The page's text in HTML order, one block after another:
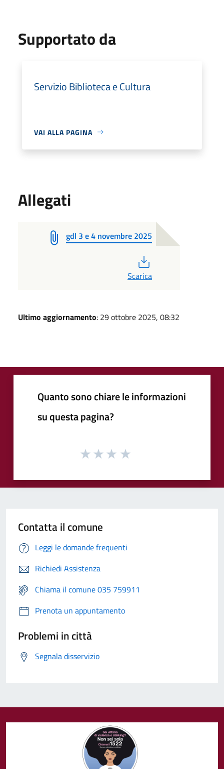
Supportato da
Servizio Biblioteca e Cultura
VAI ALLA PAGINA
Allegati
gdl 3 e 4 novembre 2025
Scarica
Ultimo aggiornamento: 29 ottobre 2025, 08:32
Quanto sono chiare le informazioni
su questa pagina?
Contatta il comune
Leggi le domande frequenti
Richiedi Assistenza
Chiama il comune 035 759911
Prenota un appuntamento
Problemi in città
Segnala disservizio